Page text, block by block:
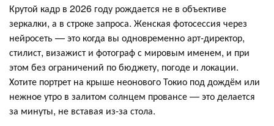
Крутой кадр в 2026 году рождается не в объективе
зеркалки, а в строке запроса. Женская фотосессия через
нейросеть — это когда вы одновременно арт-директор,
стилист, визажист и фотограф с мировым именем, и при
этом без ограничений по бюджету, погоде и локации.
Хотите портрет на крыше неонового Токио под дождём или
нежное утро в залитом солнцем провансе — это делается
за минуты, не вставая из-за стола.